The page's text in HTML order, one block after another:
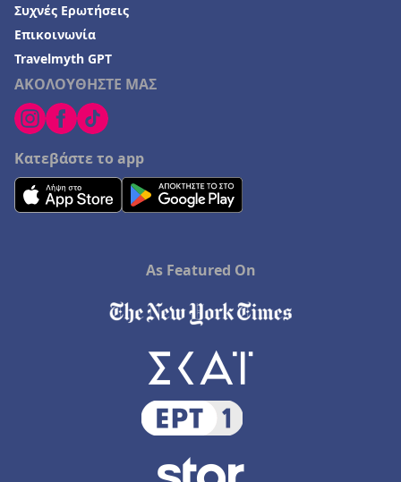
ΑΚΟΛΟΥΘΗΣΤΕ ΜΑΣ
Κατεβάστε το app
Συχνές Ερωτήσεις
Επικοινωνία
Travelmyth GPT
As Featured On